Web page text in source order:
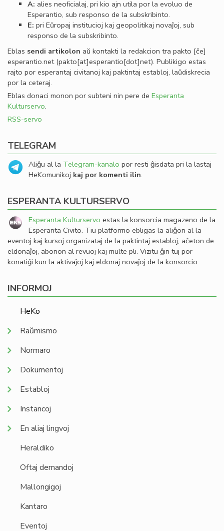
A: alies neoﬁcialaj, pri kio ajn utila por la evoluo de
Esperantio, sub responso de la subskribinto.
E: pri Eŭropaj institucioj kaj geopolitikaj novaĵoj, sub
responso de la subskribinto.
Eblas sendi artikolon aŭ kontakti la redakcion tra pakto [ĉe]
esperantio.net(pakto[at]esperantio[dot]net). Publikigo estas
rajto por esperantaj civitanoj kaj paktintaj establoj, laŭdiskrecia
por la ceteraj.
Eblas donaci monon por subteni nin pere de Esperanta
Kulturservo.
RSS-servo
TELEGRAM
Aliĝu al la Telegram-kanalo por resti ĝisdata pri la lastaj
HeKomunikoj kaj por komenti ilin.
ESPERANTA KULTURSERVO
Esperanta Kulturservo estas la konsorcia magazeno de la
Esperanta Civito. Tiu platformo ebligas la aliĝon al la
eventoj kaj kursoj organizataj de la paktintaj establoj, aĉeton de
eldonaĵoj, abonon al revuoj kaj multe pli. Vizitu ĝin tuj por
konatiĝi kun la aktivaĵoj kaj eldonaj novaĵoj de la konsorcio.
INFORMOJ
HeKo
Raŭmismo
Normaro
Dokumentoj
Establoj
Instancoj
En aliaj lingvoj
Heraldiko
Oftaj demandoj
Mallongigoj
Kantaro
Eventoj